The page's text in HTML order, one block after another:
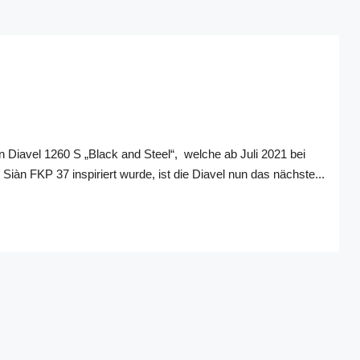
1260 S „Black and Steel“, welche ab Juli 2021 bei
FKP 37 inspiriert wurde, ist die Diavel nun das nächste...